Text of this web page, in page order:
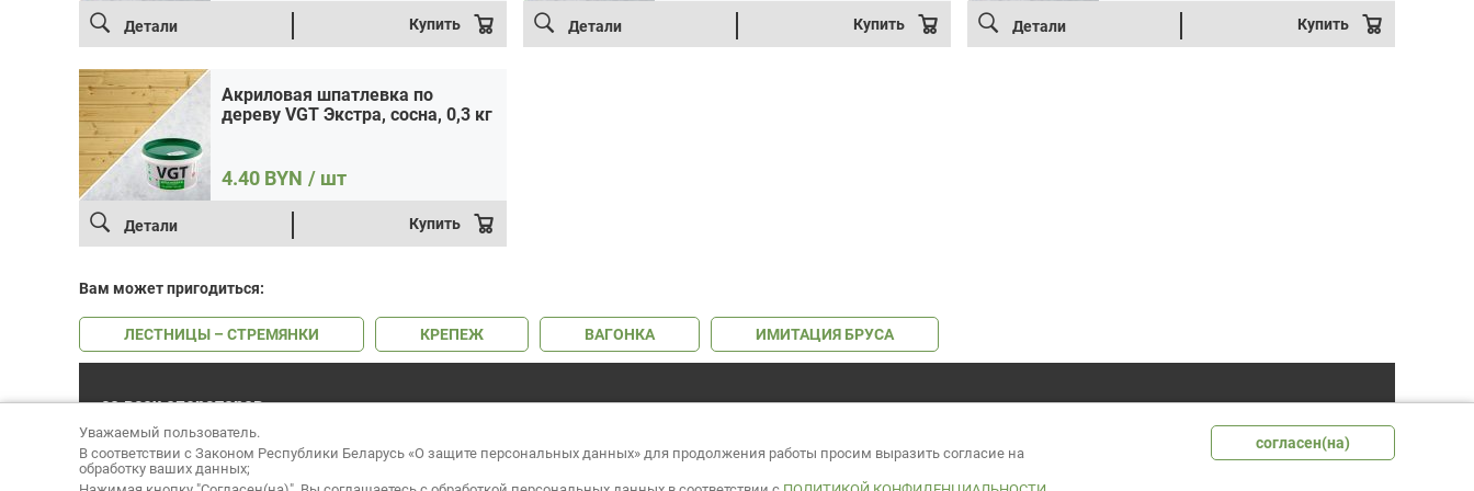
Детали Купить Детали Купить Детали Купить
Акриловая шпатлевка по
дереву VGT Экстра, сосна, 0,3 кг
4.40 BYN / шт
Детали Купить
Вам может пригодиться:
ЛЕСТНИЦЫ – СТРЕМЯНКИ КРЕПЕЖ ВАГОНКА ИМИТАЦИЯ БРУСА
со всех операторов
541-06-06
без выходных и праздников Режим работы: пн-сб: 9:00 - 18:00
Вся информация, предоставленная на сайте, носит информационный характер и не является публичной офертой.
Уважаемый пользователь.
В соответствии с Законом Республики Беларусь «О защите персональных данных» для продолжения работы просим выразить согласие на
обработку ваших данных;
согласен(на)